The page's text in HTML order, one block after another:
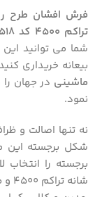
تراکم 4500 کد 1518
شما می‌ توانید این
بیعانه خریداری
ماشینی در جهان
نمود.
نه تنها اصالت و
شکل برجسته این